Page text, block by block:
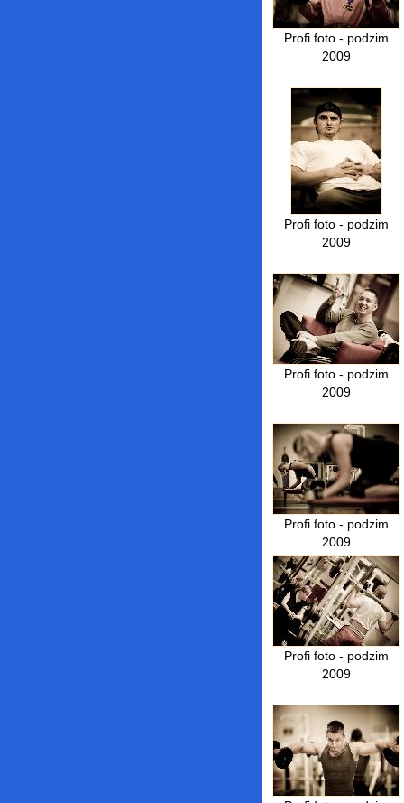
Profi foto - podzim
2009
Profi foto - podzim
2009
Profi foto - podzim
2009
Profi foto - podzim
2009
Profi foto - podzim
2009